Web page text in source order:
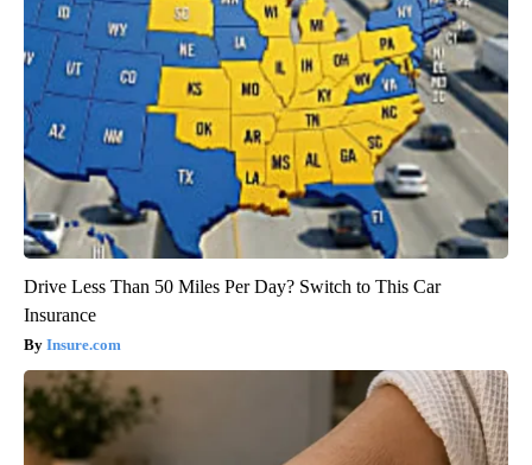
Drive Less Than 50 Miles Per Day? Switch to This Car
Insurance
Insure.com